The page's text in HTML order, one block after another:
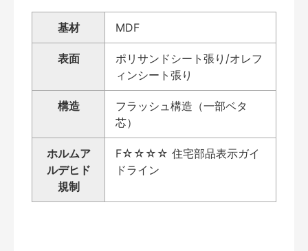
基材 MDF
表面
ポリサンドシート張り/オレフ
ィンシート張り
構造
フラッシュ構造（一部ベタ
芯）
ホルムア
ルデヒド
規制
F☆☆☆☆ 住宅部品表示ガイ
ドライン